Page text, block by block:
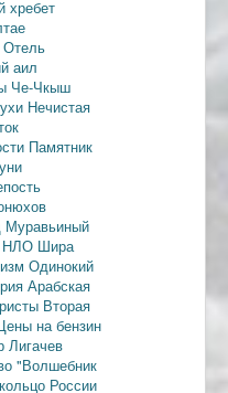
хребет
Отель
аил
Че-Чкыш
Нечистая
Памятник
Муравьиный
НЛО Шира
Одинокий
Арабская
Вторая
на бензин
Лигачев
"Волшебник
России